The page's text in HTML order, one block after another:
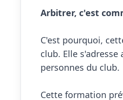
Arbitrer, c'est
C'est pourquoi,
club. Elle
personnes du club.
Cette formation